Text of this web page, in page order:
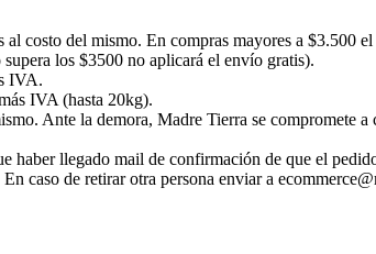
costo del mismo. En compras mayores a $3.500
los $3500 no aplicará el envío gratis).
IVA.
IVA (hasta 20kg).
Ante la demora, Madre Tierra se compromete
llegado mail de confirmación de que el
caso de retirar otra persona enviar a